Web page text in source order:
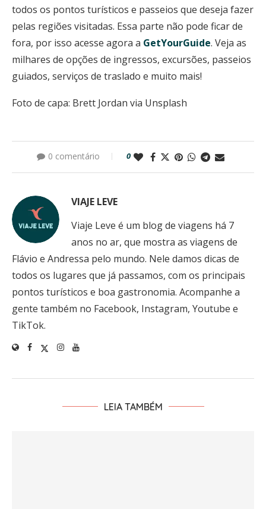
todos os pontos turísticos e passeios que deseja fazer
pelas regiões visitadas. Essa parte não pode ficar de
fora, por isso acesse agora a GetYourGuide. Veja as
milhares de opções de ingressos, excursões, passeios
guiados, serviços de traslado e muito mais!
Foto de capa: Brett Jordan via Unsplash
0 comentário 0
VIAJE LEVE
Viaje Leve é um blog de viagens há 7
anos no ar, que mostra as viagens de
Flávio e Andressa pelo mundo. Nele damos dicas de
todos os lugares que já passamos, com os principais
pontos turísticos e boa gastronomia. Acompanhe a
gente também no Facebook, Instagram, Youtube e
TikTok.
LEIA TAMBÉM